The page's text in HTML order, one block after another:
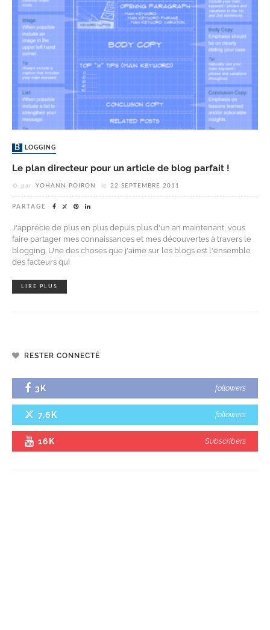
BLOGGING
Le plan directeur pour un article de blog parfait !
par YOHANN POIRON le 22 SEPTEMBRE 2011
PARTAGE
J'apprécie de plus en plus depuis plus d'un an maintenant, vous
faire partager mes connaissances et mes découvertes à travers le
blogging. Une des choses que j'aime sur les blogs est l'ensemble
des facteurs qui
LIRE PLUS
RESTER CONNECTÉ
3K followers
7.6K followers
16K Subscribers